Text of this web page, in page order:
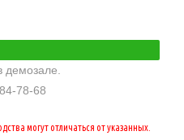
демозале.
78-68
могут отличаться от указанных.